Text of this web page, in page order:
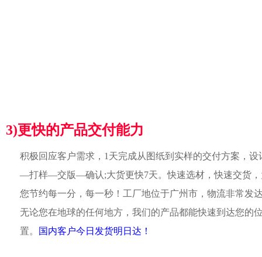
3)更快的产品交付能力
积极回应客户需求，1天完成从图纸到实样的交付方案，设
—打样—交版—确认;大货更快7天。快速选材，快速交货
您节约每一分，每一秒！工厂地位于广州市，物流非常发
无论您在地球的任何地方，我们的产品都能快速到达您的
置。
国内客户今日发货明日达！